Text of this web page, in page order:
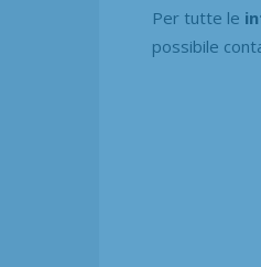
Per tutte le
possibile